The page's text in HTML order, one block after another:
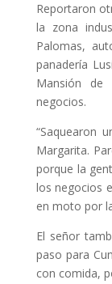
Reportaron
la zona
Palomas,
panadería
Mansión de
negocios.
“Saquearon
Margarita.
porque la
los negocios
en moto por
El señor
paso para
con comida,